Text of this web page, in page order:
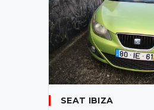
SEAT IBIZA